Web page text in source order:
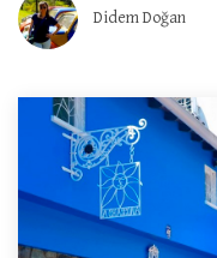
Didem Doğan